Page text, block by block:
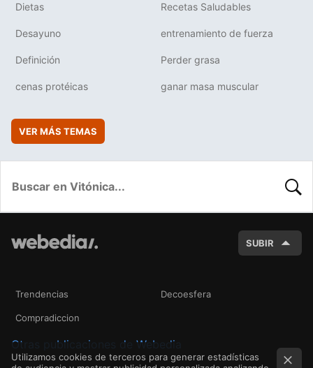
Dietas Recetas Saludables
Desayuno entrenamiento de fuerza
Definición Perder grasa
cenas protéicas ganar masa muscular
VER MÁS TEMAS
SUBIR
Trendencias Decoesfera
Compradiccion
Otras publicaciones de Webedia
Utilizamos cookies de terceros para generar estadísticas